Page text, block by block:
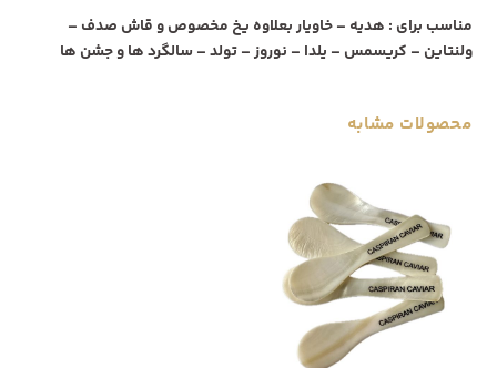
مناسب برای : هدیه – خاویار بعلاوه یخ مخصوص و قاش صدف –
ولنتاین – کریسمس – یلدا – نوروز – تولد – سالگرد ها و جشن ها
محصولات مشابه